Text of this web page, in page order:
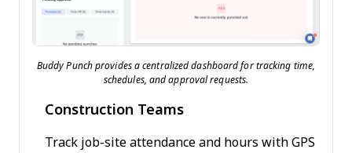
Buddy Punch provides a centralized dashboard for tracking time,
schedules, and approval requests.
Construction Teams
Track job-site attendance and hours with GPS